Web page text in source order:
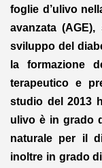
foglie d’ulivo
avanzata
sviluppo del
la formazione
terapeutico e
studio del 2013
ulivo è in grado
naturale per il
inoltre in grado di